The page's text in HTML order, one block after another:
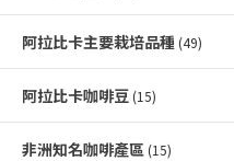
阿拉比卡主要栽培品種 (49)
阿拉比卡咖啡豆 (15)
非洲知名咖啡產區 (15)